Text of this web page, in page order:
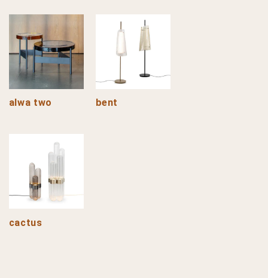
alwa two bent
cactus